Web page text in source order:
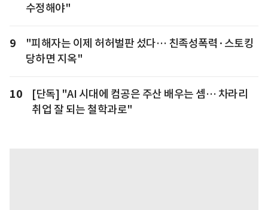
수정해야"
9
"피해자는 이제 허허벌판 섰다… 친족성폭력·스토킹
당하면 지옥"
10
[단독] "AI 시대에 컴공은 주산 배우는 셈… 차라리
취업 잘 되는 철학과로"